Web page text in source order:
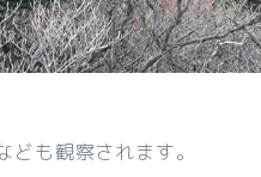
も観察されます。